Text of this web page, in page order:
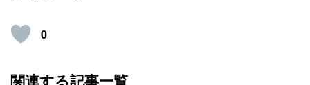
0
関連する記事一覧